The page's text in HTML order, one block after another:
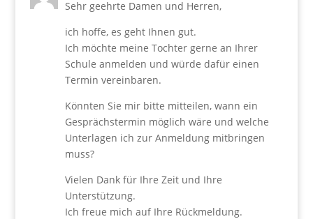
Sehr geehrte Damen und Herren,
ich hoffe, es geht Ihnen gut.
Ich möchte meine Tochter gerne an Ihrer
Schule anmelden und würde dafür einen
Termin vereinbaren.
Könnten Sie mir bitte mitteilen, wann ein
Gesprächstermin möglich wäre und welche
Unterlagen ich zur Anmeldung mitbringen
muss?
Vielen Dank für Ihre Zeit und Ihre
Unterstützung.
Ich freue mich auf Ihre Rückmeldung.